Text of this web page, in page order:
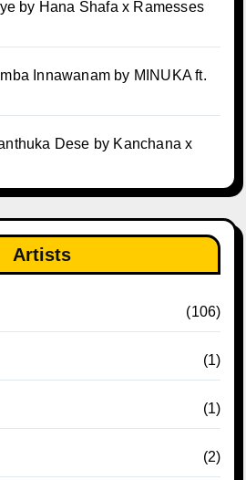
by Hana Shafa x Ramesses
Innawanam by MINUKA ft.
Dese by Kanchana x
Artists
(106)
(1)
(1)
(2)